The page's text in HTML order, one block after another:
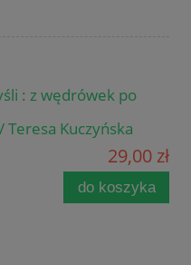
: z wędrówek po
Kuczyńska
29,00 zł
do koszyka